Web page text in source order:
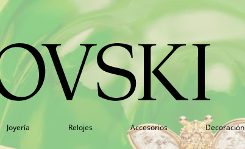
Joyería Relojes Accesorios Decoración